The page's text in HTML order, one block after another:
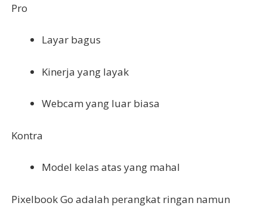
Pro
Layar bagus
Kinerja yang layak
Webcam yang luar biasa
Kontra
Model kelas atas yang mahal
Pixelbook Go adalah perangkat ringan namun